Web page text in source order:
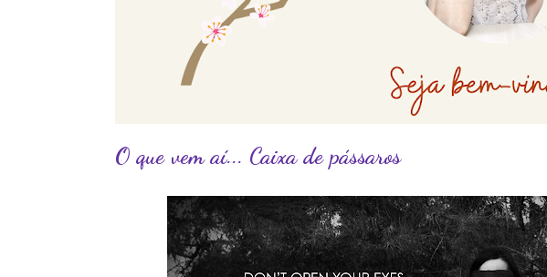
O que vem aí... Caixa de pássaros